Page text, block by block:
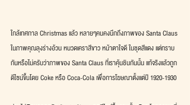
ใกล้เทศกาล Christmas แล้ว หลายๆคนคงนึกถึงภาพของ Santa Claus
ในภาพคุณลุงร่างอ้วน หนวดเคราสีขาว หน้าตาใจดี ในชุดสีแดง แต่ทราบ
กันหรือไม่ครับว่าภาพของ Santa Claus ที่เราคุ้นชินกันนั้น แท้จริงแล้วถูก
ดีไซน์ขึ้นโดย Coke หรือ Coca-Cola เพื่อการโฆษณาตั้งแต่ปี 1920-1930